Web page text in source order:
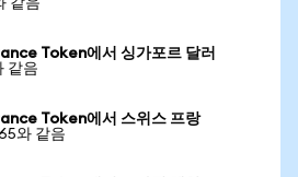
같음
Token에서 싱가포르 달러
같음
Token에서 스위스 프랑
와 같음